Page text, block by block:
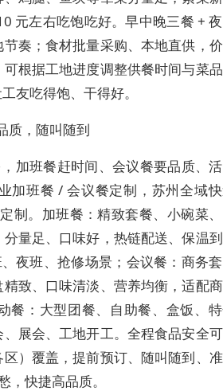
元左右吃饱吃好。早中晚三餐 +
奏；食材批量采购、本地直供，
根据工地进度调整供餐时间与菜
友吃得饱、干得好。
质，随叫随到
加班餐赶时间、会议餐要品质、
加班餐 / 会议餐定制，苏州全域
制。加班餐：精致套餐、小碗菜
量足、口味好，热链配送、保温到
夜班、抢修场景；会议餐：商务套
致、口味清淡、营养均衡，适配
餐：大型团餐、自助餐、盒饭、
展会、工地开工。全程食品安全可
）覆盖，提前预订、随叫随到、
快捷高品质。